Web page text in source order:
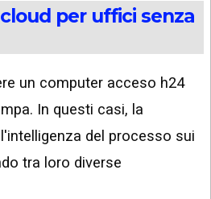
per uffici senza
un computer acceso h24
In questi casi, la
del processo sui
tra loro diverse